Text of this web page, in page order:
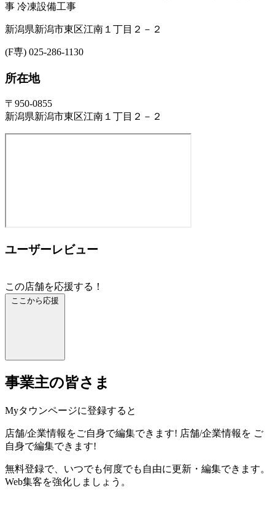
事 冷凍設備工事
新潟県新潟市東区江南１丁目２－２
(F専) 025-286-1130
所在地
〒950-0855
新潟県新潟市東区江南１丁目２－２
ユーザーレビュー
この店舗を応援する！
ここから応援
事業主の皆さま
Myタウンページに登録すると
店舗/企業情報をご自身で編集できます! 店舗/企業情報を ご
自身で編集できます!
無料登録で、いつでも何度でも自由に更新・編集できます。
Web集客を強化しましょう。